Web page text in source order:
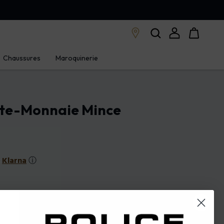
Chaussures Maroquinerie
Monnaie Mince
Klarnaⓘ